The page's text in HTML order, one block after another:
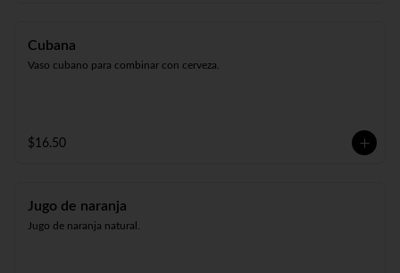
Cubana
Vaso cubano para combinar con cerveza.
$16.50
Jugo de naranja
Jugo de naranja natural.